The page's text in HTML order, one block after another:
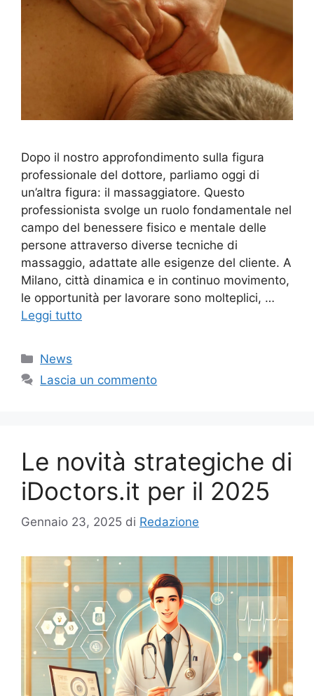
Dopo il nostro approfondimento sulla figura
professionale del dottore, parliamo oggi di
un’altra figura: il massaggiatore. Questo
professionista svolge un ruolo fondamentale nel
campo del benessere fisico e mentale delle
persone attraverso diverse tecniche di
massaggio, adattate alle esigenze del cliente. A
Milano, città dinamica e in continuo movimento,
le opportunità per lavorare sono molteplici, …
Leggi tutto
Categorie
News
Lascia un commento
Le novità strategiche di
iDoctors.it per il 2025
Gennaio 23, 2025 di Redazione